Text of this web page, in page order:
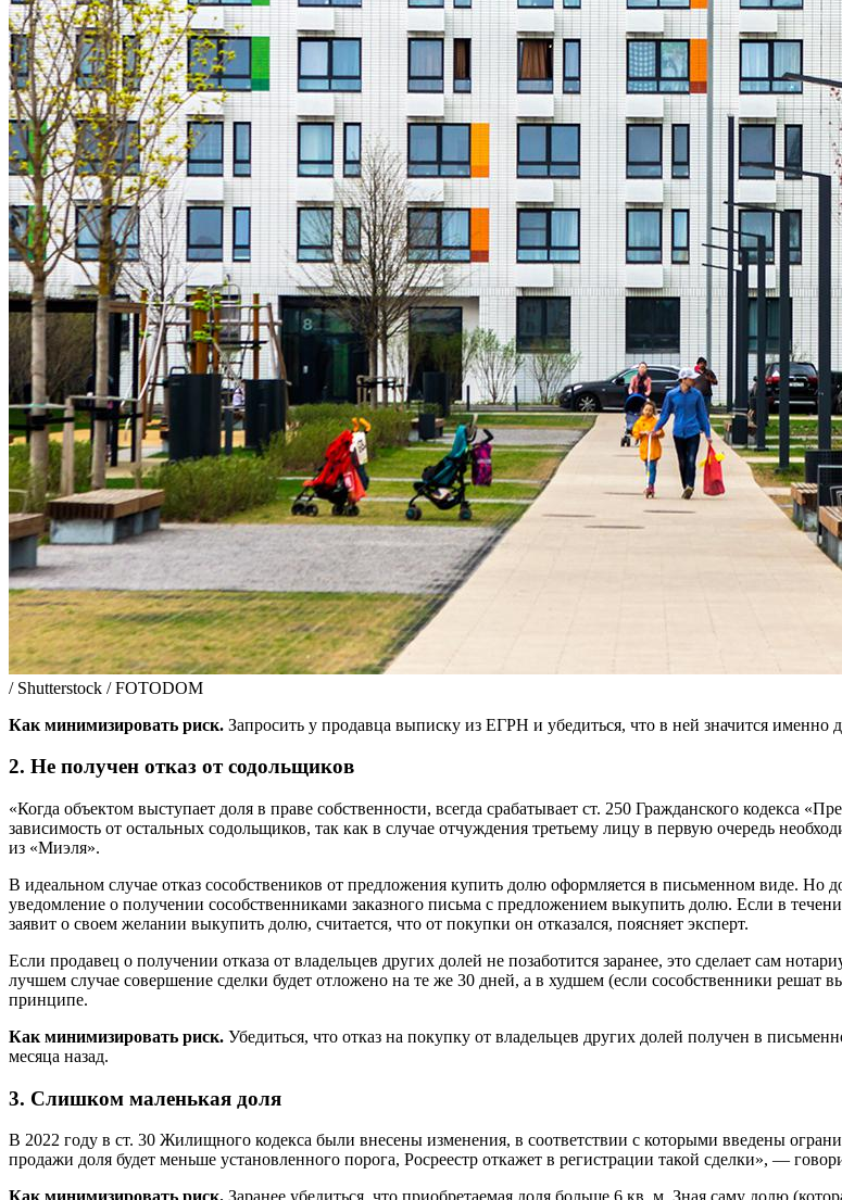
/ Shutterstock / FOTODOM
Как минимизировать риск. Запросить у продавца выписку из ЕГРН и убедиться, что в ней значится именно
2. Не получен отказ от содольщиков
«Когда объектом выступает доля в праве собственности, всегда срабатывает ст. 250 Гражданского кодекса
зависимость от остальных содольщиков, так как в случае отчуждения третьему лицу в первую очередь
из «Миэля».
В идеальном случае отказ сособствеников от предложения купить долю оформляется в письменном виде. Но
уведомление о получении сособственниками заказного письма с предложением выкупить долю. Если в
заявит о своем желании выкупить долю, считается, что от покупки он отказался, поясняет эксперт.
Если продавец о получении отказа от владельцев других долей не позаботится заранее, это сделает сам
лучшем случае совершение сделки будет отложено на те же 30 дней, а в худшем (если сособственники
принципе.
Как минимизировать риск. Убедиться, что отказ на покупку от владельцев других долей получен в
месяца назад.
3. Слишком маленькая доля
В 2022 году в ст. 30 Жилищного кодекса были внесены изменения, в соответствии с которыми введены
продажи доля будет меньше установленного порога, Росреестр откажет в регистрации такой сделки», —